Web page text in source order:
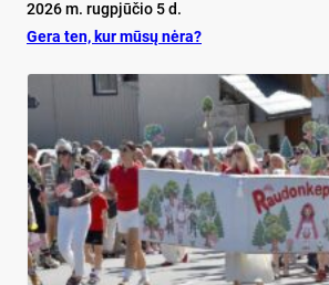
2026 m. rugpjūčio 5 d.
Ge­ra ten, kur mū­sų nė­ra?